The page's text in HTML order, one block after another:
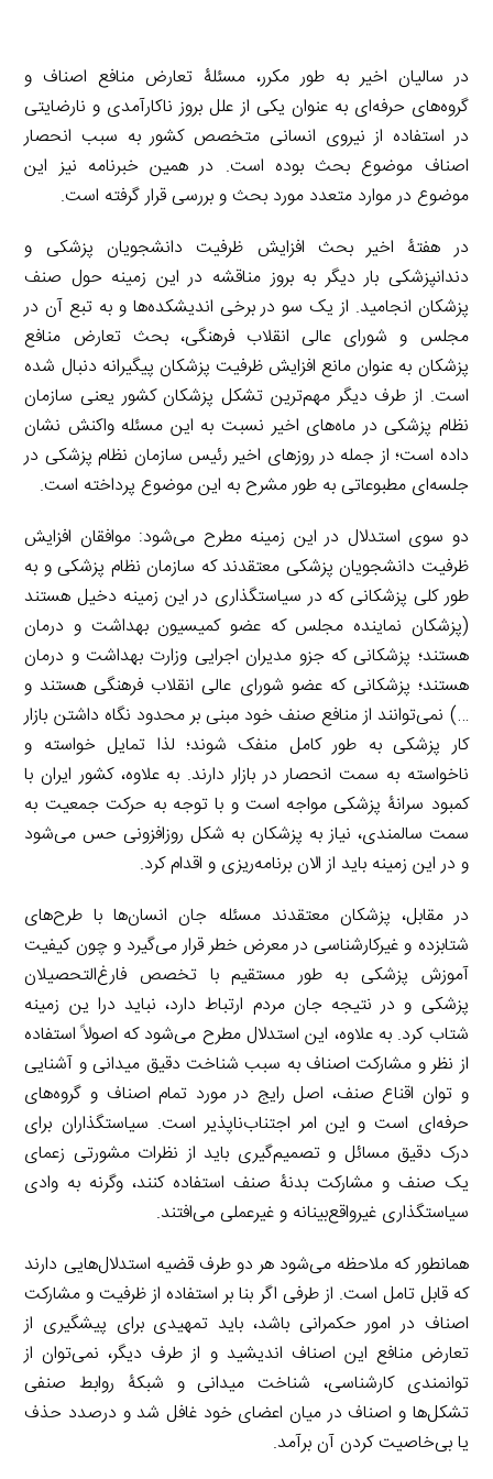
در سالیان اخیر به طور مکرر، مسئلۀ تعارض منافع اصناف و
گروه‌های حرفه‌ای به عنوان یکی از علل بروز ناکارآمدی و نارضایتی
در استفاده از نیروی انسانی متخصص کشور به سبب انحصار
اصناف موضوع بحث بوده است. در همین خبرنامه نیز این
موضوع در موارد متعدد مورد بحث و بررسی قرار گرفته است.
در هفتۀ اخیر بحث افزایش ظرفیت دانشجویان پزشکی و
دندانپزشکی بار دیگر به بروز مناقشه در این زمینه حول صنف
پزشکان انجامید. از یک سو در برخی اندیشکده‌ها و به تبع آن در
مجلس و شورای عالی انقلاب فرهنگی، بحث تعارض منافع
پزشکان به عنوان مانع افزایش ظرفیت پزشکان پیگیرانه دنبال شده
است. از طرف دیگر مهم‌ترین تشکل پزشکان کشور یعنی سازمان
نظام پزشکی در ماه‌های اخیر نسبت به این مسئله واکنش نشان
داده است؛ از جمله در روزهای اخیر رئیس سازمان نظام پزشکی در
جلسه‌ای مطبوعاتی به طور مشرح به این موضوع پرداخته است.
دو سوی استدلال در این زمینه مطرح می‌شود: موافقان افزایش
ظرفیت دانشجویان پزشکی معتقدند که سازمان نظام پزشکی و به
طور کلی پزشکانی که در سیاستگذاری در این زمینه دخیل هستند
(پزشکان نماینده مجلس که عضو کمیسیون بهداشت و درمان
هستند؛ پزشکانی که جزو مدیران اجرایی وزارت بهداشت و درمان
هستند؛ پزشکانی که عضو شورای عالی انقلاب فرهنگی هستند و
…) نمی‌توانند از منافع صنف خود مبنی بر محدود نگاه داشتن بازار
کار پزشکی به طور کامل منفک شوند؛ لذا تمایل خواسته و
ناخواسته به سمت انحصار در بازار دارند. به علاوه، کشور ایران با
کمبود سرانۀ پزشکی مواجه است و با توجه به حرکت جمعیت به
سمت سالمندی، نیاز به پزشکان به شکل روزافزونی حس می‌شود
و در این زمینه باید از الان برنامه‌ریزی و اقدام کرد.
در مقابل، پزشکان معتقدند مسئله جان انسان‌ها با طرح‌های
شتابزده و غیرکارشناسی در معرض خطر قرار می‌گیرد و چون کیفیت
آموزش پزشکی به طور مستقیم با تخصص فارغ‌التحصیلان
پزشکی و در نتیجه جان مردم ارتباط دارد، نباید درا ین زمینه
شتاب کرد. به علاوه، این استدلال مطرح می‌شود که اصولاً استفاده
از نظر و مشارکت اصناف به سبب شناخت دقیق میدانی و آشنایی
و توان اقناع صنف، اصل رایج در مورد تمام اصناف و گروه‌های
حرفه‌ای است و این امر اجتناب‌ناپذیر است. سیاستگذاران برای
درک دقیق مسائل و تصمیم‌گیری باید از نظرات مشورتی زعمای
یک صنف و مشارکت بدنۀ صنف استفاده کنند، وگرنه به وادی
سیاستگذاری غیرواقع‌بینانه و غیرعملی می‌افتند.
همانطور که ملاحظه می‌شود هر دو طرف قضیه استدلال‌هایی دارند
که قابل تامل است. از طرفی اگر بنا بر استفاده از ظرفیت و مشارکت
اصناف در امور حکمرانی باشد، باید تمهیدی برای پیشگیری از
تعارض منافع این اصناف اندیشید و از طرف دیگر، نمی‌توان از
توانمندی کارشناسی، شناخت میدانی و شبکۀ روابط صنفی
تشکل‌ها و اصناف در میان اعضای خود غافل شد و درصدد حذف
یا بی‌خاصیت کردن آن برآمد.